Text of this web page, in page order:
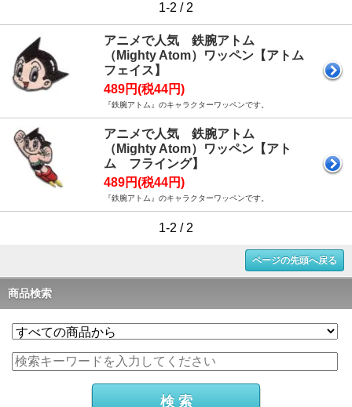
1-2 / 2
アニメで人気 鉄腕アトム
（Mighty Atom）ワッペン【アトム
フェイス】
489円(税44円)
『鉄腕アトム』のキャラクターワッペンです。
アニメで人気 鉄腕アトム
（Mighty Atom）ワッペン【アト
ム フライング】
489円(税44円)
『鉄腕アトム』のキャラクターワッペンです。
1-2 / 2
ページの先頭へ戻る
商品検索